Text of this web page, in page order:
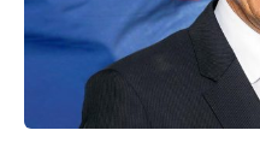
Business &
Economy
Economy
priče